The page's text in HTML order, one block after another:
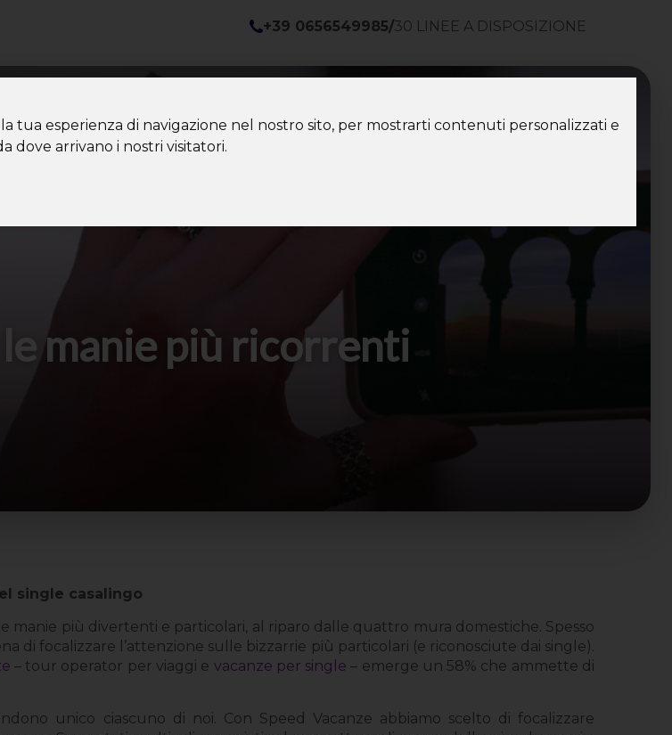
tua esperienza di navigazione nel nostro sito, per mostrarti contenuti personalizzati e
dove arrivano i nostri visitatori.
+39 0656549985/30 LINEE A DISPOSIZIONE
manie più ricorrenti
single casalingo
manie più divertenti e particolari, al riparo dalle quattro mura domestiche. Spesso
di focalizzare l’attenzione sulle bizzarrie più particolari (e riconosciute dai single).
– tour operator per viaggi e vacanze per single – emerge un 58% che ammette di
unico ciascuno di noi. Con Speed Vacanze abbiamo scelto di focalizzare